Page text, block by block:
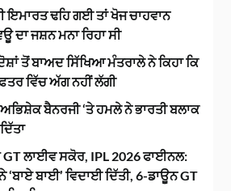
ਇਮਾਰਤ ਢਹਿ ਗਈ ਤਾਂ ਖੋਜ ਚਾਹਵਾਨ
ਦਾ ਜਸ਼ਨ ਮਨਾ ਰਿਹਾ ਸੀ
ਤੋਂ ਬਾਅਦ ਸਿੱਖਿਆ ਮੰਤਰਾਲੇ ਨੇ ਕਿਹਾ ਕਿ
ਵਿੱਚ ਅੱਗ ਨਹੀਂ ਲੱਗੀ
ਬੈਨਰਜੀ ‘ਤੇ ਹਮਲੇ ਨੇ ਭਾਰਤੀ ਬਲਾਕ
GT ਲਾਈਵ ਸਕੋਰ, IPL 2026 ਫਾਈਨਲ:
‘ਬਾਏ ਬਾਈ’ ਵਿਦਾਈ ਦਿੱਤੀ, 6-ਡਾਊਨ GT